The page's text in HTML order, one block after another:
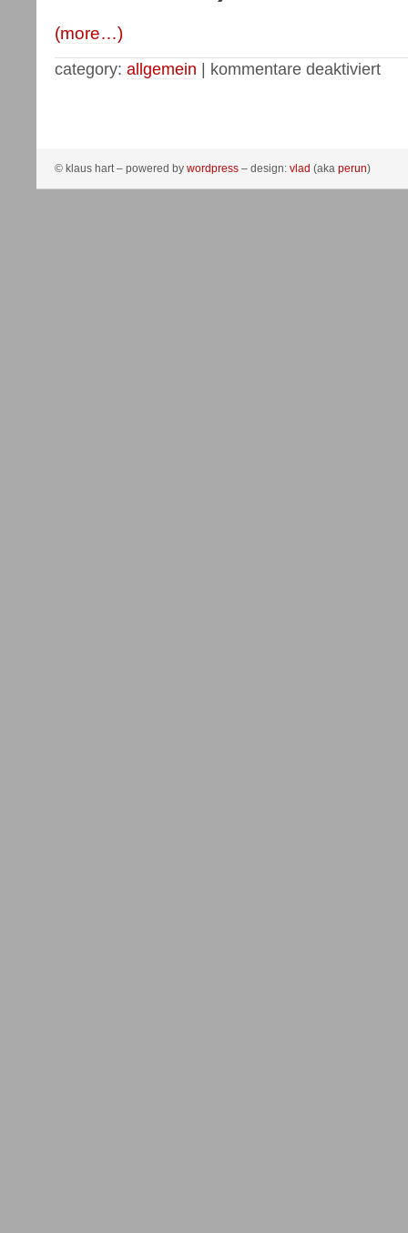
(more…)
category: allgemein kommentare deaktiviert
© klaus hart – powered by wordpress – design: vlad (aka perun)